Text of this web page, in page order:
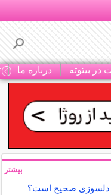
در بیتوته درباره ما
و دلسوزی صحیح است؟
بیشتر